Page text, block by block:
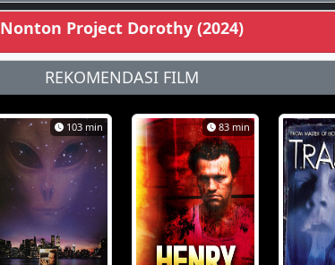
Nonton Project Dorothy (2024)
REKOMENDASI FILM
103 min 83 min